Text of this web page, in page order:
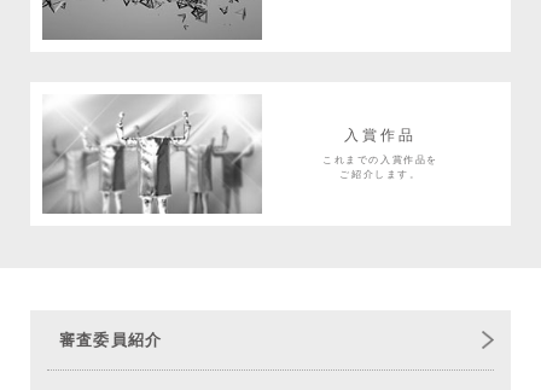
入賞作品
これまでの入賞作品を
ご紹介します。
審査委員紹介